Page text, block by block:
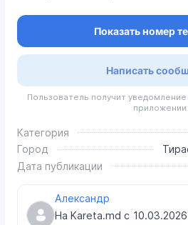
Показать номер
Написать
Пользователь получит
приложении
Категория
Город
Дата публикации
Александр
На Kareta.md с 10.03.2026